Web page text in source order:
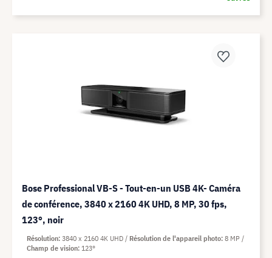
Bose Professional VB-S - Tout-en-un USB 4K- Caméra
de conférence, 3840 x 2160 4K UHD, 8 MP, 30 fps,
123°, noir
Résolution 3840 x 2160 4K UHD Résolution de l'appareil photo 8 MP
Champ de vision 123°